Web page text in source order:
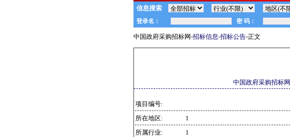
信息搜索
中国政府采购招标网-招标信息-招标公告-正文
中国政府采购招标网
项目编号:
所在地区:
1
所属行业:
1